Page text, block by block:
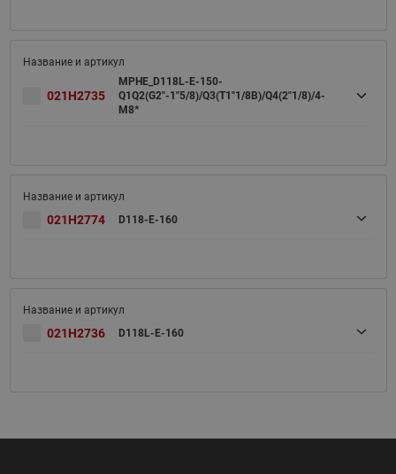
021H2735
MPHE_D118L-E-150-
Q1Q2(G2"-1"5/8)/Q3(T1"1/8B)/Q4(2"1/8)/4-
M8*
021H2774 D118-E-160
021H2736 D118L-E-160